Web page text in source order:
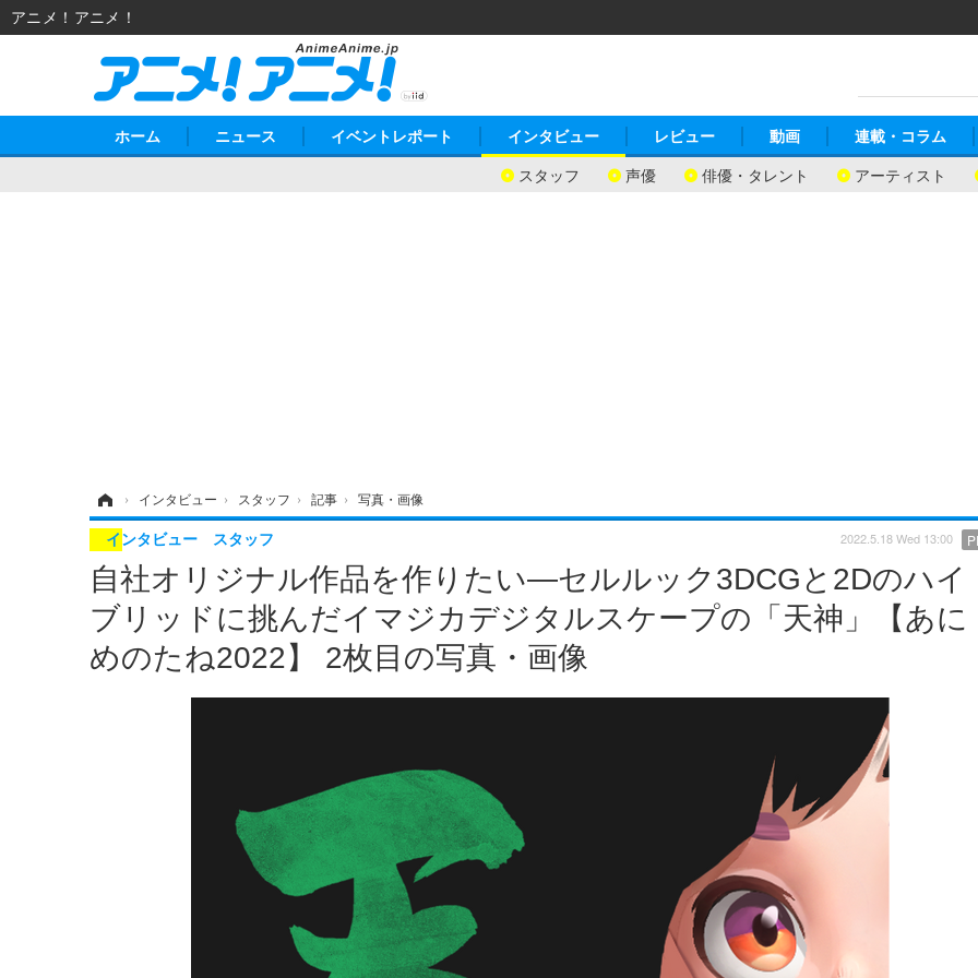
ホーム ニュース イベントレポート インタビュー
スタッフ 声優 俳優・タレント アーティスト
レビュー 動画 連載・コラム
› インタビュー › スタッフ › 記事 › 写真・画像
自社オリジナル作品を作りたい―セルルック3DCGと2Dのハイ
ブリッドに挑んだイマジカデジタルスケープの「天神」【あに
めのたね2022】 2枚目の写真・画像
インタビュー スタッフ 2022.5.18 Wed 13:00
アニメ！アニメ！